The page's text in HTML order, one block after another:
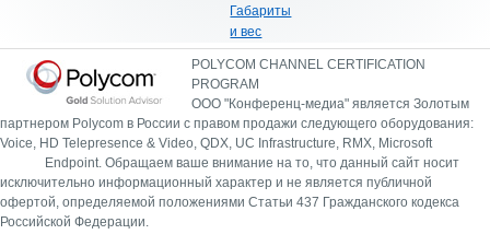
Габариты
и вес
POLYCOM CHANNEL CERTIFICATION
PROGRAM
ООО "Конференц-медиа" является Золотым
партнером Polycom в России с правом продажи следующего оборудования:
Voice, HD Telepresence & Video, QDX, UC Infrastructure, RMX, Microsoft
Endpoint. Обращаем ваше внимание на то, что данный сайт носит
исключительно информационный характер и не является публичной
офертой, определяемой положениями Статьи 437 Гражданского кодекса
Российской Федерации.